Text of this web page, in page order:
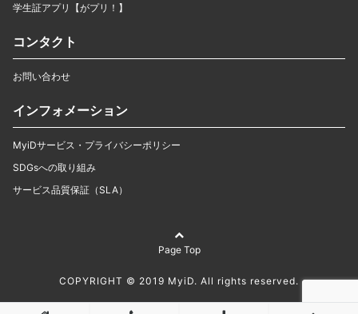
学生証アプリ【がプリ！】
コンタクト
お問い合わせ
インフォメーション
MyiDサービス・プライバシーポリシー
SDGsへの取り組み
サービス品質保証（SLA）
Page Top
COPYRIGHT © 2019 MyiD. All rights reserved.